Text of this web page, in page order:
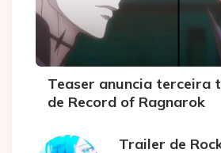
Teaser anuncia terceira
de Record of Ragnarok
Trailer de